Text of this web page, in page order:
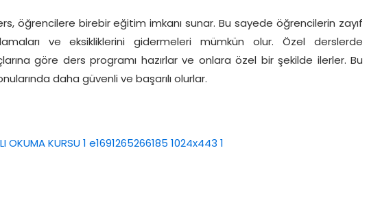
öğrencilere birebir eğitim imkanı sunar. Bu sayede öğrencilerin zayıf
ve eksikliklerini gidermeleri mümkün olur. Özel derslerde
göre ders programı hazırlar ve onlara özel bir şekilde ilerler. Bu
daha güvenli ve başarılı olurlar.